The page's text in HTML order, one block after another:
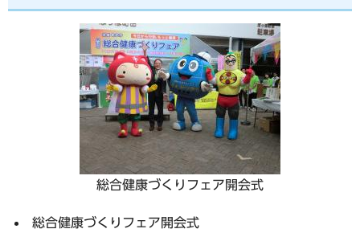
総合健康づくりフェア開会式
総合健康づくりフェア開会式